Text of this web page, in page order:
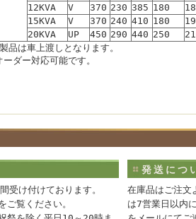
12KVA V 370 230 385 180
15KVA V 370 240 410 180
20KVA UP 450 290 440 250
は車上渡しとなります。
ダー対応可能です。
受け付けております。
ご覧ください。
発送につ
在庫品はご注文
は7営業日以内